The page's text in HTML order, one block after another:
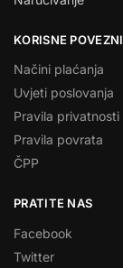
KORISNE
Načini plaćanja
Uvjeti poslovanja
Pravila privatnosti
Pravila povrata
ČPP
PRATITE NAS
Facebook
Twitter